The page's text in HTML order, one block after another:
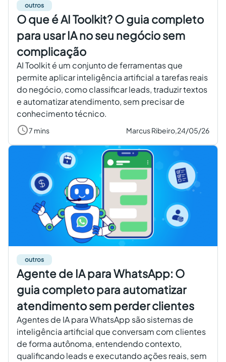
outros
O que é AI Toolkit? O guia completo
para usar IA no seu negócio sem
complicação
AI Toolkit é um conjunto de ferramentas que
permite aplicar inteligência artificial a tarefas reais
do negócio, como classificar leads, traduzir textos
e automatizar atendimento, sem precisar de
conhecimento técnico.
7 mins Marcus Ribeiro,24/05/26
outros
Agente de IA para WhatsApp: O
guia completo para automatizar
atendimento sem perder clientes
Agentes de IA para WhatsApp são sistemas de
inteligência artificial que conversam com clientes
de forma autônoma, entendendo contexto,
qualificando leads e executando ações reais, sem